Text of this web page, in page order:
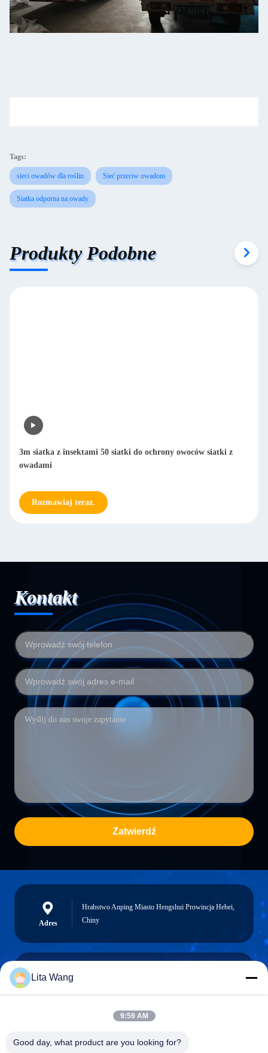
Tags:
sieci owadów dla roślin Sieć przeciw owadom
Siatka odporna na owady
Produkty Podobne
3m siatka z insektami 50 siatki do ochrony owoców siatki z
owadami
Rozmawiaj teraz.
Kontakt
Zatwierdź
Adres
Hrabstwo Anping Miasto Hengshui Prowincja Hebei,
Chiny
Lita Wang
9:59 AM
Good day, what product are you looking for?